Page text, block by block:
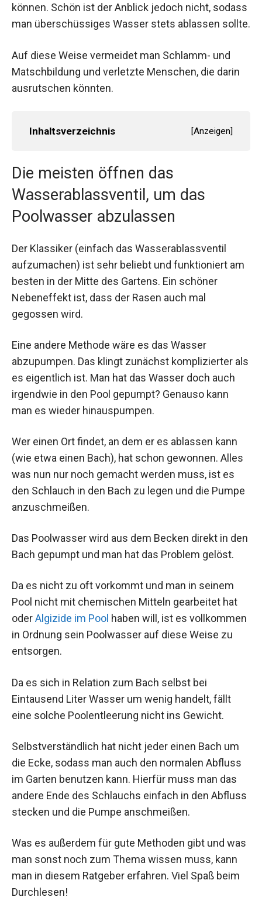
können. Schön ist der Anblick jedoch nicht, sodass
man überschüssiges Wasser stets ablassen sollte.
Auf diese Weise vermeidet man Schlamm- und
Matschbildung und verletzte Menschen, die darin
ausrutschen könnten.
Inhaltsverzeichnis [Anzeigen]
Die meisten öffnen das
Wasserablassventil, um das
Poolwasser abzulassen
Der Klassiker (einfach das Wasserablassventil
aufzumachen) ist sehr beliebt und funktioniert am
besten in der Mitte des Gartens. Ein schöner
Nebeneffekt ist, dass der Rasen auch mal
gegossen wird.
Eine andere Methode wäre es das Wasser
abzupumpen. Das klingt zunächst komplizierter als
es eigentlich ist. Man hat das Wasser doch auch
irgendwie in den Pool gepumpt? Genauso kann
man es wieder hinauspumpen.
Wer einen Ort findet, an dem er es ablassen kann
(wie etwa einen Bach), hat schon gewonnen. Alles
was nun nur noch gemacht werden muss, ist es
den Schlauch in den Bach zu legen und die Pumpe
anzuschmeißen.
Das Poolwasser wird aus dem Becken direkt in den
Bach gepumpt und man hat das Problem gelöst.
Da es nicht zu oft vorkommt und man in seinem
Pool nicht mit chemischen Mitteln gearbeitet hat
oderAlgizide im Pool haben will, ist es vollkommen
in Ordnung sein Poolwasser auf diese Weise zu
entsorgen.
Da es sich in Relation zum Bach selbst bei
Eintausend Liter Wasser um wenig handelt, fällt
eine solche Poolentleerung nicht ins Gewicht.
Selbstverständlich hat nicht jeder einen Bach um
die Ecke, sodass man auch den normalen Abfluss
im Garten benutzen kann. Hierfür muss man das
andere Ende des Schlauchs einfach in den Abfluss
stecken und die Pumpe anschmeißen.
Was es außerdem für gute Methoden gibt und was
man sonst noch zum Thema wissen muss, kann
man in diesem Ratgeber erfahren. Viel Spaß beim
Durchlesen!